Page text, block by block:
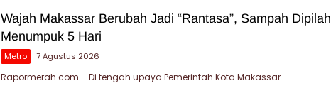
Wajah Makassar Berubah Jadi “Rantasa”, Sampah Dipilah
Menumpuk 5 Hari
Metro 7 Agustus 2026
Rapormerah.com – Di tengah upaya Pemerintah Kota Makassar…